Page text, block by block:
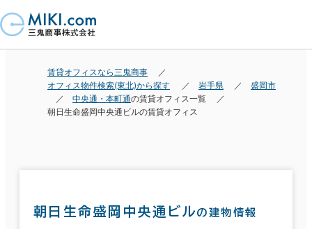
賃貸オフィスなら三鬼商事
オフィス物件検索(東北)から探す
岩手県
盛岡市
中央通・本町通の賃貸オフィス一覧
朝日生命盛岡中央通ビルの賃貸オフィス
朝日生命盛岡中央通ビル の建物情報